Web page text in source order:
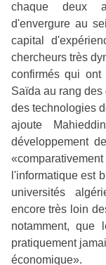
chaque deux
d'envergure au
capital
chercheurs très
confirmés qui
Saïda au rang
des technologies
ajoute
développement
l'informatique est
universités
encore très loin
notamment,
pratiquement
économique».